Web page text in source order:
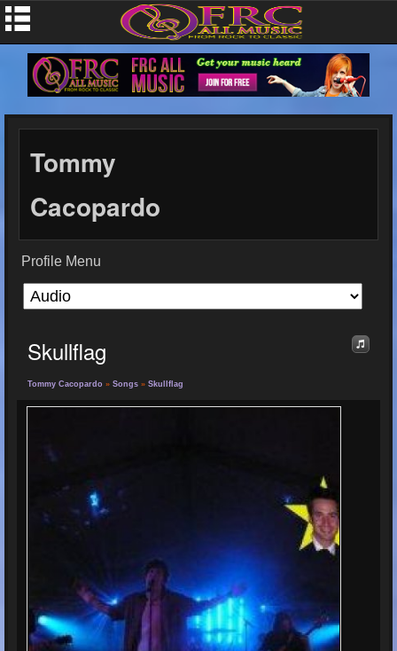
Tommy
Cacopardo
Profile Menu
Skullflag
Tommy Cacopardo » Songs » Skullflag